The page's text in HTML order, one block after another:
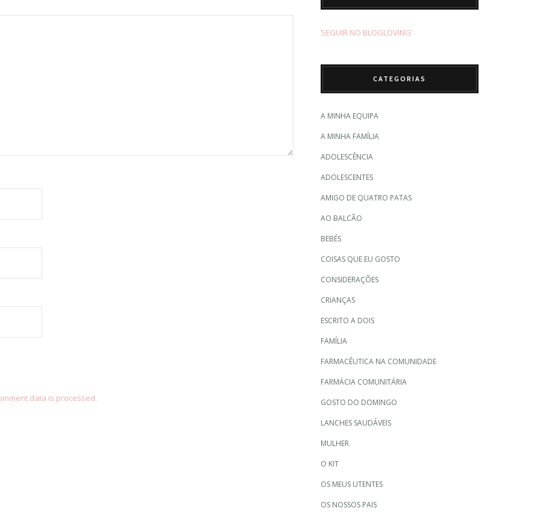
data is processed.
SEGUIR NO BLOGLOVING’
CATEGORIAS
A MINHA EQUIPA
A MINHA FAMÍLIA
ADOLESCÊNCIA
ADOLESCENTES
AMIGO DE QUATRO PATAS
AO BALCÃO
BEBÉS
COISAS QUE EU GOSTO
CONSIDERAÇÕES
CRIANÇAS
ESCRITO A DOIS
FAMÍLIA
FARMACÊUTICA NA COMUNIDADE
FARMÁCIA COMUNITÁRIA
GOSTO DO DOMINGO
LANCHES SAUDÁVEIS
MULHER
O KIT
OS MEUS UTENTES
OS NOSSOS PAIS